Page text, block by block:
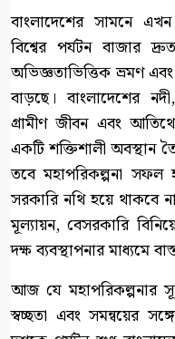
বাংলাদেশের সামনে
বিশ্বের পর্যটন বাজার
অভিজ্ঞতাভিত্তিক ভ্রমণ
বাড়ছে। বাংলাদেশের
গ্রামীণ জীবন এবং
একটি শক্তিশালী অবস্থান
তবে মহাপরিকল্পনা
সরকারি নথি হয়ে থাকবে
মূল্যায়ন, বেসরকারি
দক্ষ ব্যবস্থাপনার মাধ্যমে
আজ যে মহাপরিকল্পনার
স্বচ্ছতা এবং সমন্বয়ের